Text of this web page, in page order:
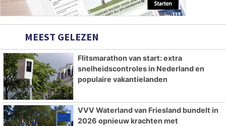
MEEST GELEZEN
Flitsmarathon van start: extra
snelheidscontroles in Nederland en
populaire vakantielanden
VVV Waterland van Friesland bundelt in
2026 opnieuw krachten met